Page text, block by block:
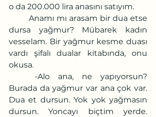
o da 200.000 lira anasını satıyım.
dursa yağmur? Mübarek kadın
vesselam. Bir yağmur kesme duası
vardı şifalı dualar kitabında, onu
okusa.
Burada da yağmur var ana çok var.
Dua et dursun. Yok yok yağmasın
dursun. Yoncayı biçtim yerde.